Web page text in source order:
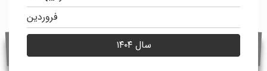
فروردین
سال ۱۴۰۴